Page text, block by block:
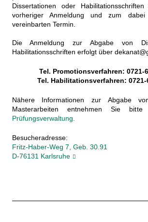
Dissertationen oder
vorheriger Anmeldung und zum
vereinbarten Termin.
Die Anmeldung zur Abgabe von
Habilitationsschriften erfolgt über
Tel. Promotionsverfahren: 0721-
Tel. Habilitationsverfahren: 0721-
Nähere Informationen zur Abgabe
Masterarbeiten entnehmen Sie
Prüfungsverwaltung.
Besucheradresse:
Fritz-Haber-Weg 7, Geb. 30.91
D-76131 Karlsruhe